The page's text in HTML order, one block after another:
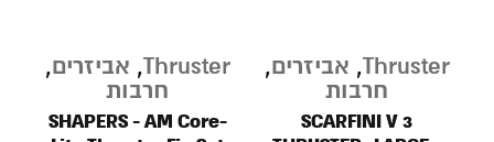
Thruster
, אביזרים,
חרבות
SCARFINI V 3
Thruster
, אביזרים,
חרבות
SHAPERS - AM Core-